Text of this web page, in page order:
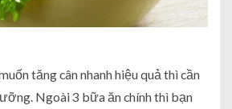
tăng cân nhanh hiệu quả thì cần
Ngoài 3 bữa ăn chính thì bạn